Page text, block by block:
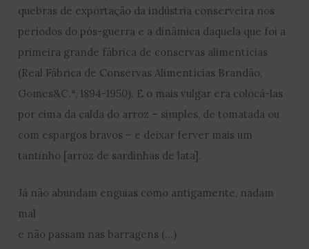
quebras de exportação da indústria conserveira nos
períodos do pós-guerra e a dinâmica daquela que foi a
primeira grande fábrica de conservas alimentícias
(Real Fábrica de Conservas Alimentícias Brandão,
Gomes&C.ª, 1894-1950). E o mais vulgar era colocá-las
por cima da calda do arroz – simples, de tomatada ou
com espargos bravos – e deixar ferver mais um
tantinho [arroz de sardinhas de lata].
Já não abundam enguias como antigamente, nadam
mal
e não passam nas barragens (…)